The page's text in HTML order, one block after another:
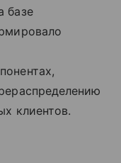
базе
клиентов.